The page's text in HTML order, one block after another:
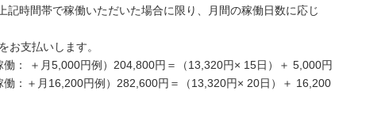
上記時間帯で稼働いただいた場合に限り、月間の稼働日数に応じ
お支払いします。
働： ＋月5,000円例）204,800円＝（13,320円× 15日）＋ 5,000円
働：＋月16,200円例）282,600円＝（13,320円× 20日）＋ 16,200